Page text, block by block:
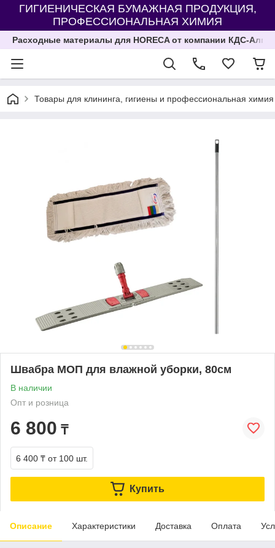
ГИГИЕНИЧЕСКАЯ БУМАЖНАЯ ПРОДУКЦИЯ,
ПРОФЕССИОНАЛЬНАЯ ХИМИЯ
Расходные материалы для HORECA от компании КДС-
Товары для клининга, гигиены и профессиональная химия
Швабра МОП для влажной уборки, 80см
В наличии
Опт и розница
6 800 ₸
6 400 ₸ от 100 шт.
Купить
Описание Характеристики Доставка Оплата